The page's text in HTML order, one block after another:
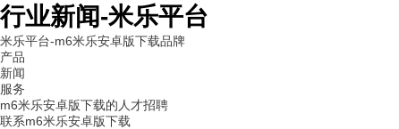
行业新闻-米乐平台
米乐平台-m6米乐安卓版下载品牌
产品
新闻
服务
m6米乐安卓版下载的人才招聘
联系m6米乐安卓版下载